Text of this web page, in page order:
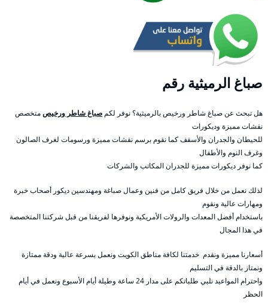
صباغ الرميثية رقم
هل تبحث عن صباغ شاطر ورخيص بالرميثية؟ نوفر لكم صباغ شاطر ورخيصمتخصص
نقشات مميزة وديكورات
للحيطان والجدران والأسقف كما نقوم برسم نقشات مميزة ورسومات لغرف الصالون
وغرف النوم والأطفال
كما نوفر ديكورات مميزة للجدران المكاتب والشركات
لذلك نعمل من خلال فريق كامل من فنين وعمال صباغة ومهندسين ديكور أصحاب خبرة
ومهارات عالية ونقوم
باستخدام أفضل المعدات والرولات الأمريكية ونوفرها لفريقنا من قبل شركتنا المتخصصة
في هذا المجال
أسعارنا مميزة ونقدم خدمتنا لكافة مناطق الكويت ونعمل بسرعة عالية ودقة ممتازة
ونمتاز بالدقة في التسليم
واحترام المواعيد نلبي طلباتكم على مدار 24 ساعة وطيلة أيام الأسبوع ونعمل في أيام
الحظر